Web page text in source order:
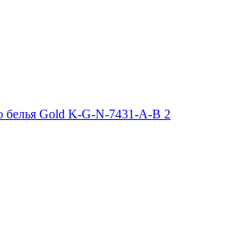
белья Gold K-G-N-7431-A-B 2